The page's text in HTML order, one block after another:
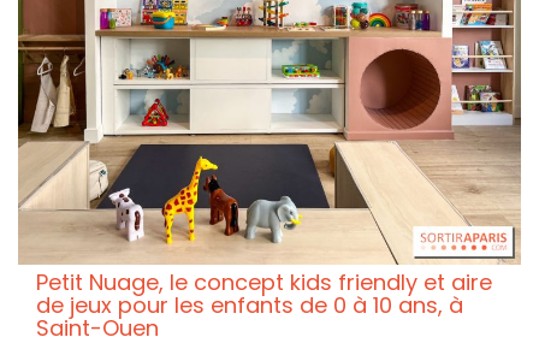
Petit Nuage, le concept kids friendly et aire
de jeux pour les enfants de 0 à 10 ans, à
Saint-Ouen